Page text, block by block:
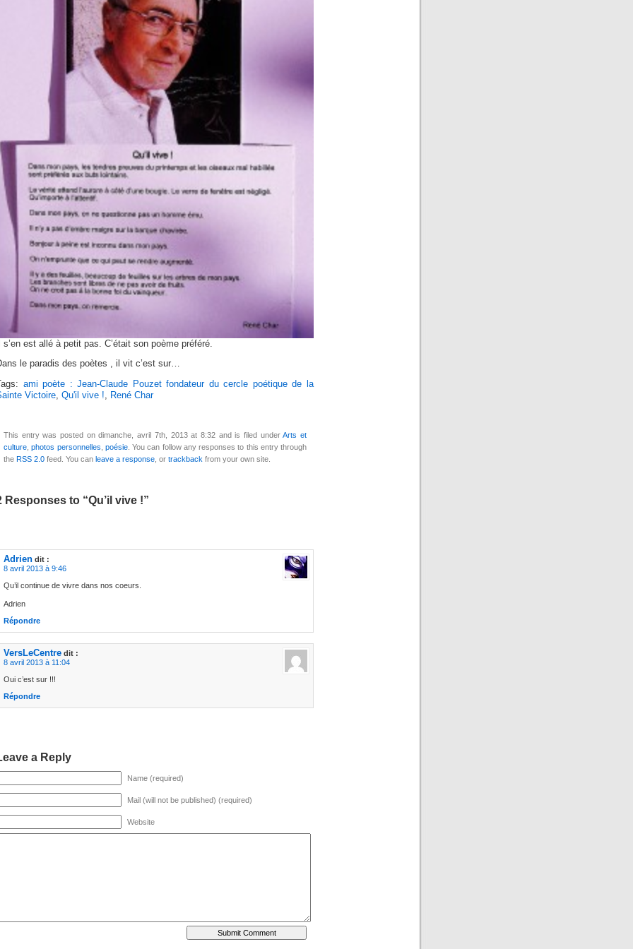
Il s’en est allé à petit pas. C’était son poème préféré.
le paradis des poètes , il vit c’est sur…
ami poète : Jean-Claude Pouzet fondateur du cercle poétique de la
Victoire Qu'il vive ! René Char
This entry was posted on dimanche, avril 7th, 2013 at 8:32 and is filed underArts et
culture ,photos personnelles poésie. You can follow any responses to this entry through
the RSS 2.0 feed. You can leave a response , or trackback from your own site.
Responses to “Qu’il vive !”
Adrien dit :
8 avril 2013 à 9:46
Qu’il continue de vivre dans nos coeurs.
Adrien
Répondre
VersLeCentre dit :
8 avril 2013 à 11:04
Oui c’est sur !!!
Répondre
a Reply
Name (required)
Mail (will not be published) (required)
Website